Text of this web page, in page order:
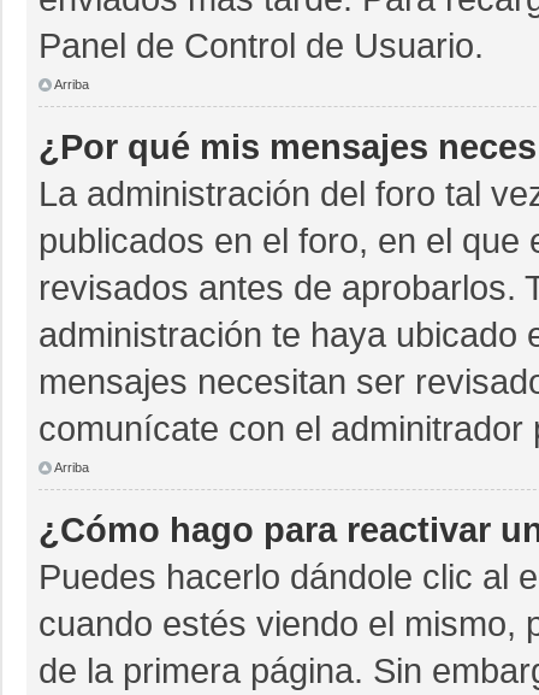
Panel de Control de Usuario.
Arriba
¿Por qué mis mensajes
La administración del foro tal
publicados en el foro, en el
revisados antes de aprobarlos.
administración te haya ubicado
mensajes necesitan ser
comunícate con el
Arriba
¿Cómo hago para reactivar
Puedes hacerlo dándole clic al
cuando estés viendo el mismo,
de la primera página. Sin